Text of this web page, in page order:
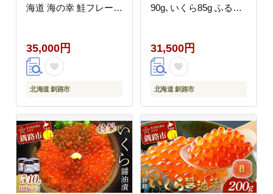
海道 海の幸 鮭フレーク
ふりかけ ご飯のおとも
_F5F-0128
35,000円
北海道 釧路市
90g､いくら85g ふるさ
ニ セット むき身 食べ
比べ 魚卵 _F4F-3311
31,500円
北海道 釧路市